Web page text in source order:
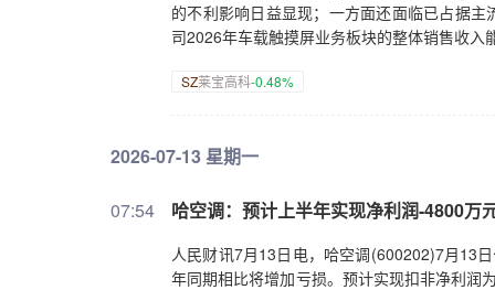
的不利影响日益显现；一方面还面临已占据
司2026年车载触摸屏业务板块的整体销售收
SZ莱宝高科-0.48%
2026-07-13 星期一
07:54 哈空调：预计上半年实现净利润-4800万
人民财讯7月13日电，哈空调(600202)7月13
年同期相比将增加亏损。预计实现扣非净利润